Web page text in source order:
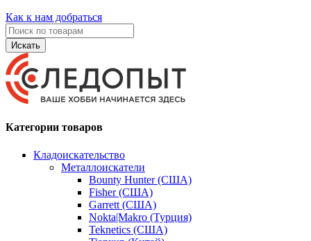
Как к нам добраться
Искать
Категории товаров
Кладоискательство
Металлоискатели
Bounty Hunter (США)
Fisher (США)
Garrett (США)
Nokta|Makro (Турция)
Teknetics (США)